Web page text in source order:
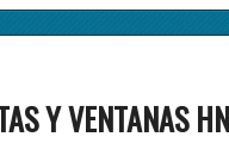
Y VENTANAS